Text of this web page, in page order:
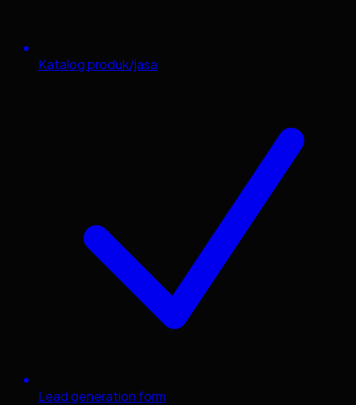
Katalog produk/jasa
Lead generation form